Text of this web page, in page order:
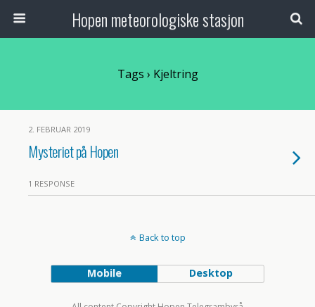
Hopen meteorologiske stasjon
Tags › Kjeltring
2. FEBRUAR 2019
Mysteriet på Hopen
1 RESPONSE
Back to top
Mobile Desktop